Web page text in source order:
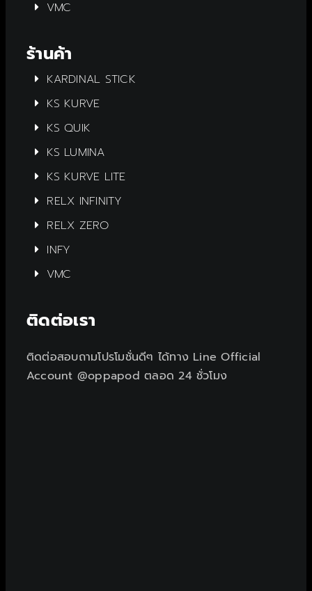
VMC
ร้านค้า
KARDINAL STICK
KS KURVE
KS QUIK
KS LUMINA
KS KURVE LITE
RELX INFINITY
RELX ZERO
INFY
VMC
ติดต่อเรา
ติดต่อสอบถามโปรโมชั่นดีๆ ได้ทาง Line Official
Account @oppapod ตลอด 24 ชั่วโมง